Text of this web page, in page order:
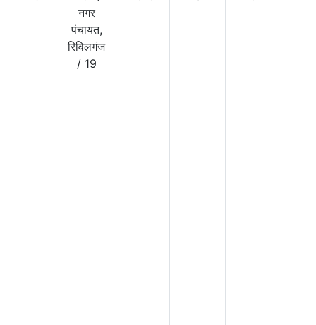
नगर
पंचायत,
रिविलगंज
/ 19